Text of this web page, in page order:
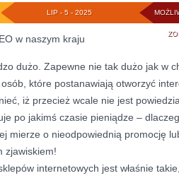
LIP - 5 - 2025
w naszym kraju
dużo. Zapewne nie tak dużo jak w
które postanawiają otworzyć
iż przecież wcale nie jest
po jakimś czasie pieniądze –
mierze o nieodpowiednią promocję
zjawiskiem!
internetowych jest właśnie